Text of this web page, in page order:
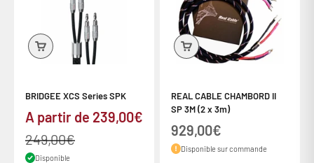
BRIDGEE XCS Series SPK
Prix de vente
A partir de 239,00€
Prix normal
249,00€
Disponible
REAL CABLE CHAMBORD II
SP 3M (2 x 3m)
Prix de vente
929,00€
Disponible sur commande